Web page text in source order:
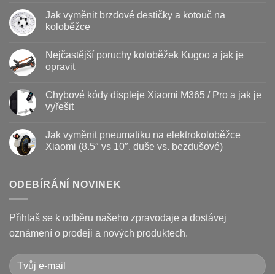
textu
s
koloběžky
kdy
jak
prodloužit
životnost
Jak vyměnit brzdové destičky a kotouč na
koloběžce
u
textu
s
vyměnit
brzdové
destičky
na
koloběžce
Nejčastější poruchy koloběžek Kugoo a jak je
opravit
u
textu
s
poruchy
koloběžek
Kugoo
opravit
Chybové kódy displeje Xiaomi M365 / Pro a jak je
vyřešit
textu
s
displeje
Xiaomi
Pro
a
jak
je
Jak vyměnit pneumatiku na elektrokoloběžce
Xiaomi (8.5″ vs 10″, duše vs. bezdušové)
textu
s
vyměnit
pneumatiku
na
elektrokoloběžce
(8.5″
vs
10″,
ODEBÍRÁNÍ NOVINEK
Přihlaš se k odběru našeho zpravodaje a dostávej
oznámení o prodeji a nových produktech.